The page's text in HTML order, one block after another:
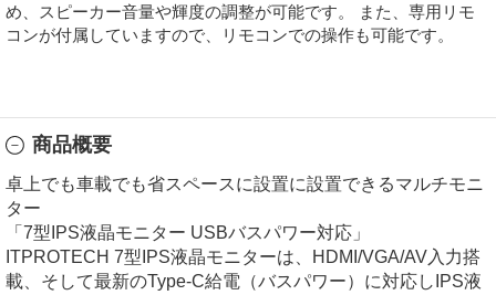
め、スピーカー音量や輝度の調整が可能です。 また、専用リモ
コンが付属していますので、リモコンでの操作も可能です。
商品概要
卓上でも車載でも省スペースに設置に設置できるマルチモニ
ター
「7型IPS液晶モニター USBバスパワー対応」
ITPROTECH 7型IPS液晶モニターは、HDMI/VGA/AV入力搭
載、そして最新のType-C給電（バスパワー）に対応しIPS液